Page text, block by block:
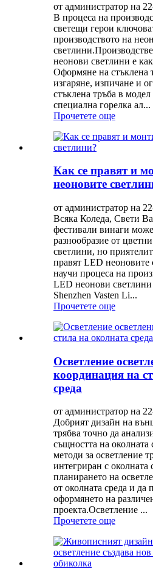
от администратор на
В процеса на
светещи герои
производството на
неонови светлини е
Оформяне на стъклена
изгаряне, изпичане и
стъклена тръба в
специална горелка ал...
Прочетете още
Как се правят и
неоновите
от администратор на
Всяка Коледа, Свети
фестивали винаги
разнообразие от
светлини, но
правят LED
научи процеса на
LED неонови
Shenzhen Vasten Li...
Прочетете още
Осветление
координация на
среда
от администратор на
Добрият дизайн на
трябва точно да
същността на околната
методи за осветление
интегриран с околната
планирането на
от околната среда и да
оформянето на
проекта.Осветление ...
Прочетете още